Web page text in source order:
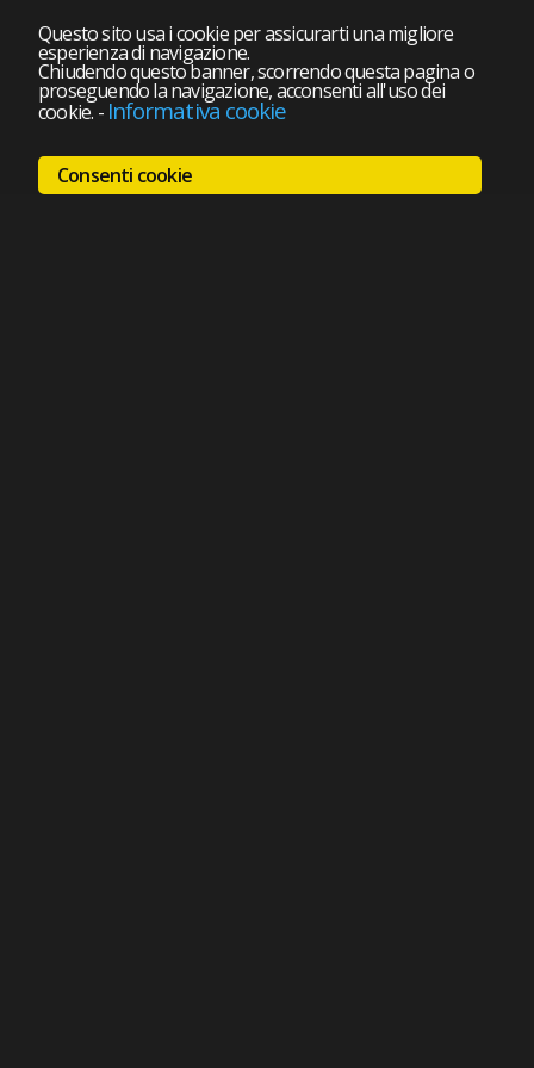
Questo sito usa i cookie per assicurarti una migliore
esperienza di navigazione.
Chiudendo questo banner, scorrendo questa pagina o
proseguendo la navigazione, acconsenti all'uso dei
cookie. - Informativa cookie
Consenti cookie